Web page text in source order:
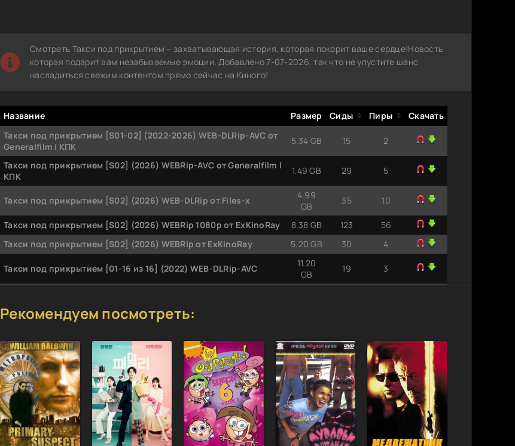
Смотреть Такси под прикрытием – захватывающая история, которая покорит ваше сердце!Новость
которая подарит вам незабываемые эмоции. Добавлено 7-07-2026, так что не упустите шанс
насладиться свежим контентом прямо сейчас на Киного!
Название Размер Сиды Пиры
Скачать
Такси под прикрытием [S01-02] (2022-2026) WEB-DLRip-AVC от
Generalfilm | КПК
5.34 GB 15 2
Такси под прикрытием [S02] (2026) WEBRip-AVC от Generalfilm |
КПК
1.49 GB 29 5
Такси под прикрытием [S02] (2026) WEB-DLRip от Files-x
4.99
GB
35 10
Такси под прикрытием [S02] (2026) WEBRip 1080p от ExKinoRay 8.38 GB 123
56
Такси под прикрытием [S02] (2026) WEBRip от ExKinoRay
5.20 GB 30 4
Такси под прикрытием [01-16 из 16] (2022) WEB-DLRip-AVC
11.20
GB
19 3
Такси под прикрытием (1-16 серии из 16) (2023) WEBRip 720p от
Такси под прикрытием [S01] (2022) WEBRip-AVC от Files-х
10.06
GB
8 4
Такси под прикрытием [S01] (2022) WEBRip
10.75
GB
37 16
Такси под прикрытием [S01] (2022) WEBRip 1080p
30.12
GB
7 7
Такси под прикрытием (2025) WEBRip [H.264] (сезон 2, серии 1-
Рекомендуем посмотреть: